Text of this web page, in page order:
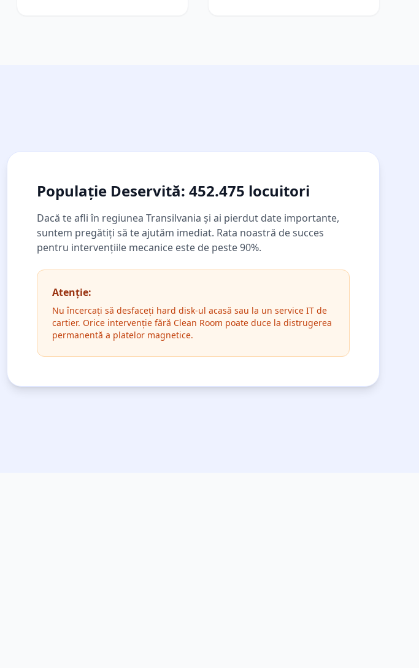
Populație Deservită: 452.475 locuitori
Dacă te afli în regiunea Transilvania și ai pierdut date importante,
suntem pregătiți să te ajutăm imediat. Rata noastră de succes
pentru intervențiile mecanice este de peste 90%.
Atenție:
Nu încercați să desfaceți hard disk-ul acasă sau la un service IT de
cartier. Orice intervenție fără Clean Room poate duce la distrugerea
permanentă a platelor magnetice.